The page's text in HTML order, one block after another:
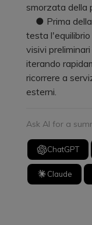
smorzata della
● Prima della
testa
visivi
iterando
ricorrere a
esterni.
Ask AI for a
ChatGPT
Claude